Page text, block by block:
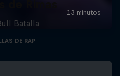
Batalla
DE RAP